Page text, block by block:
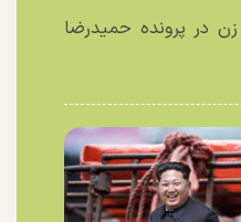
و یک زن در پرونده حمیدرضا